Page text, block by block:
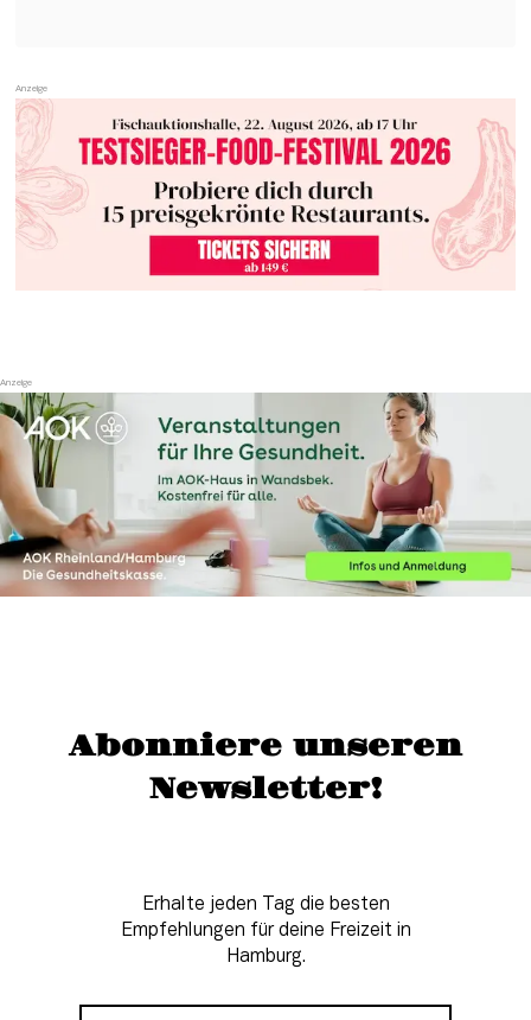
Abonniere unseren
Newsletter!
Erhalte jeden Tag die besten
Empfehlungen für deine Freizeit in
Hamburg.